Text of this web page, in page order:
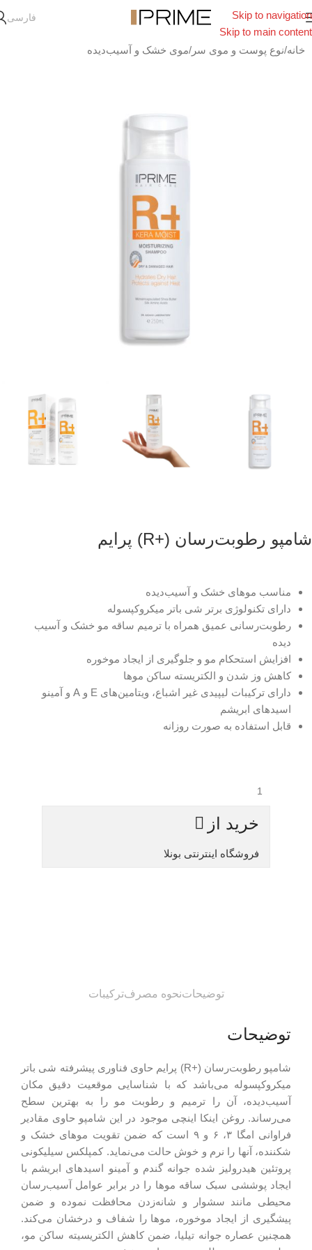
Skip to navigation
Skip to main content
فارسی
خانه/نوع پوست و موی سر /موی خشک و آسیب‌دیده
شامپو رطوبت‌رسان (+R) پرایم
مناسب موهای خشک و آسیب‌دیده
دارای تکنولوژی برتر شی باتر میکروکپسوله
رطوبت‌رسانی عمیق همراه با ترمیم ساقه مو خشک و آسیب
دیده
افزایش استحکام مو و جلوگیری از ایجاد موخوره
کاهش وز شدن و الکتریسته ساکن موها
دارای ترکیبات لیپیدی غیر اشباع، ویتامین‌های E و A و آمینو
اسیدهای ابریشم
قابل استفاده به صورت روزانه
خرید از
فروشگاه اینترنتی بونلا
توضیحاتنحوه مصرفترکیبات
توضیحات
شامپو رطوبت‌رسان (+R) پرایم حاوی فناوری پیشرفته شی باتر
میکروکپسوله می‌باشد که با شناسایی موقعیت دقیق مکان
آسیب‌دیده، آن را ترمیم و رطوبت مو را به بهترین سطح
می‌رساند. روغن اینکا اینچی موجود در این شامپو حاوی مقادیر
فراوانی امگا ۳، ۶ و ۹ است که ضمن تقویت موهای خشک و
شکننده، آنها را نرم و خوش حالت می‌نماید. کمپلکس سیلیکونی
پروتئین هیدرولیز شده جوانه گندم و آمینو اسیدهای ابریشم با
ایجاد پوششی سبک ساقه موها را در برابر عوامل آسیب‌رسان
محیطی مانند سشوار و شانه‌زدن محافظت نموده و ضمن
پیشگیری از ایجاد موخوره، موها را شفاف و درخشان می‌کند.
همچنین عصاره جوانه تیلیا، ضمن کاهش الکتریسیته ساکن مو،